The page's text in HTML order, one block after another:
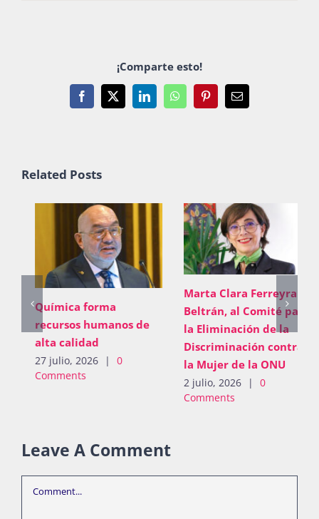
¡Comparte esto!
Facebook
X LinkedInWhatsAppPinterestEmail
Related Posts
Química forma
recursos humanos de
alta calidad
27 julio, 2026 |
0
Comments
Marta Clara Ferreyra
Beltrán, al Comité para
la Eliminación de la
Discriminación contra
la Mujer de la ONU
2 julio, 2026 |
0
Comments
Leave A Comment
Comment